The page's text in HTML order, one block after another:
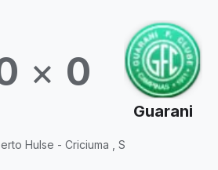
× 0
Guarani
Hulse - Criciuma , S